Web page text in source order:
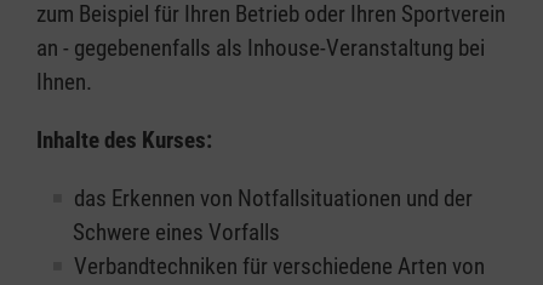
zum Beispiel für Ihren Betrieb oder Ihren Sportverein
an - gegebenenfalls als Inhouse-Veranstaltung bei
Ihnen.
Inhalte des Kurses:
das Erkennen von Notfallsituationen und der
Schwere eines Vorfalls
Verbandtechniken für verschiedene Arten von